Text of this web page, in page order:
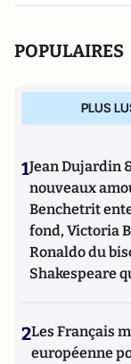
POPULAIRES
PLUS
1Jean Dujardin
nouveaux
Benchetrit
fond, Victoria
Ronaldo du
Shakespeare
2Les Français
européenne